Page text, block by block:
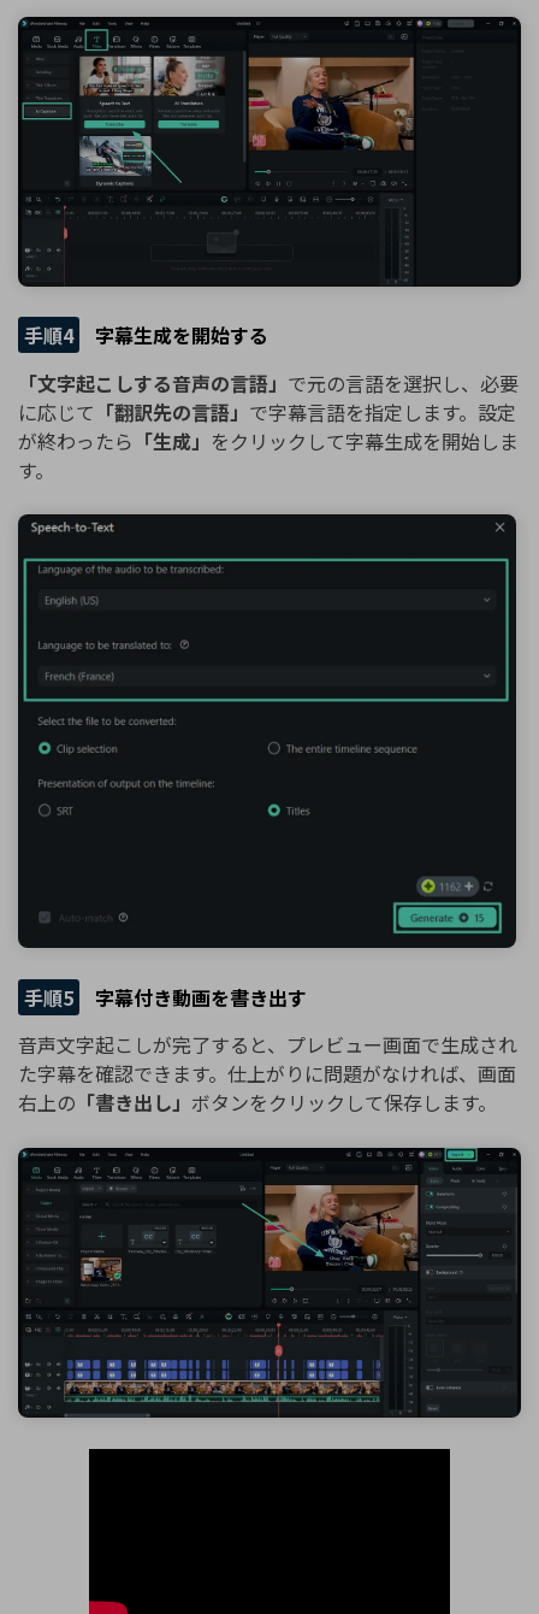
手順4
字幕生成を開始する
「文字起こしする音声の言語」 で元の言語を選択し、必要
に応じて 「翻訳先の言語」 で字幕言語を指定します。設定
が終わったら 「生成」 をクリックして字幕生成を開始しま
す。
手順5
字幕付き動画を書き出す
音声文字起こしが完了すると、プレビュー画面で生成され
た字幕を確認できます。仕上がりに問題がなければ、画面
右上の 「書き出し」 ボタンをクリックして保存します。